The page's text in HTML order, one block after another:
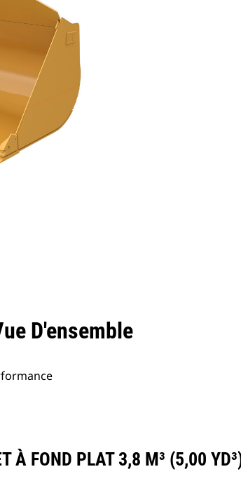
D'ensemble
À FOND PLAT 3,8 M³ (5,00